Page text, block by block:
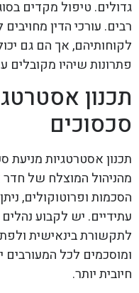
גדולים. טיפול מקדים
רבים. עורכי הדין
לקוחותיהם, אך הם גם
פתרונות שיהיו מקובלים
תכנון
סכסוכים
תכנון אסטרטגיות מניעת
מהניהול המוצלח של חדר
הסכמות ופרוטוקולים,
עתידיים. יש לקבוע
לתקשורת בינאישית
ומוסכמים לכל המעורבים
חיובית יותר.